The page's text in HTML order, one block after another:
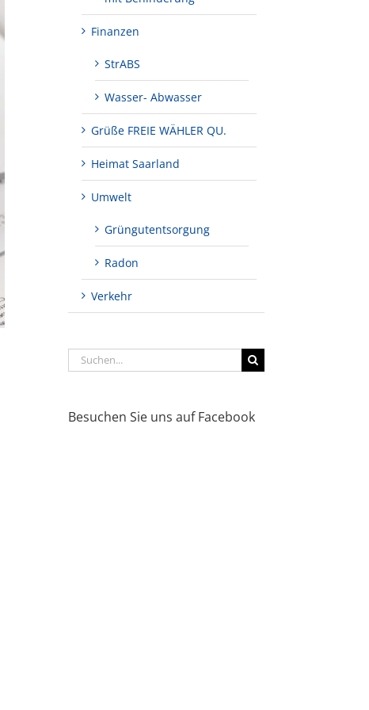
Finanzen
StrABS
Wasser- Abwasser
Grüße FREIE WÄHLER QU.
Heimat Saarland
Umwelt
Grüngutentsorgung
Radon
Verkehr
Suche
nach:
Besuchen Sie uns auf Facebook